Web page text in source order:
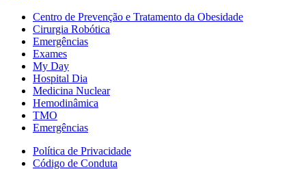
Centro de Prevenção e Tratamento da Obesidade
Cirurgia Robótica
Emergências
Exames
My Day
Hospital Dia
Medicina Nuclear
Hemodinâmica
TMO
Emergências
Política de Privacidade
Código de Conduta